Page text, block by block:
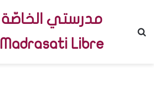
مدرستي الخاصّة
Madrasati Libre